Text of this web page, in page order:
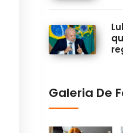
Galeria De